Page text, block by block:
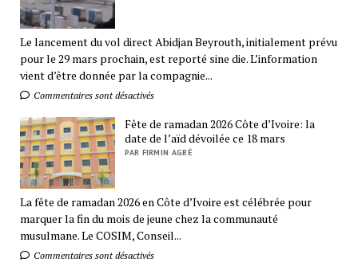
Le lancement du vol direct Abidjan Beyrouth, initialement prévu
pour le 29 mars prochain, est reporté sine die. L’information
vient d’être donnée par la compagnie...
Commentaires sont désactivés
Fête de ramadan 2026 Côte d’Ivoire: la
date de l’aïd dévoilée ce 18 mars
PAR FIRMIN AGBÉ
La fête de ramadan 2026 en Côte d’Ivoire est célébrée pour
marquer la fin du mois de jeune chez la communauté
musulmane. Le COSIM, Conseil...
Commentaires sont désactivés